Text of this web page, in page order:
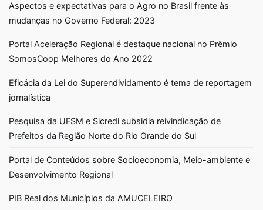
Aspectos e expectativas para o Agro no Brasil frente às
mudanças no Governo Federal: 2023
Portal Aceleração Regional é destaque nacional no Prêmio
SomosCoop Melhores do Ano 2022
Eficácia da Lei do Superendividamento é tema de reportagem
jornalística
Pesquisa da UFSM e Sicredi subsidia reivindicação de
Prefeitos da Região Norte do Rio Grande do Sul
Portal de Conteúdos sobre Socioeconomia, Meio-ambiente e
Desenvolvimento Regional
PIB Real dos Municípios da AMUCELEIRO